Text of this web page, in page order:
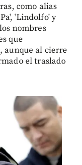
como alias
'Lindolfo' y
nombres
que
aunque al cierre
el traslado